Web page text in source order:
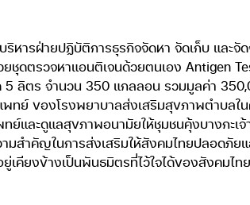
หารฝ่ายปฏิบัติการธุรกิจจัดหา จัดเก็บ และจั
ดตรวจหาแอนติเจนด้วยตนเอง Antigen
ลิตร จำนวน 350 แกลลอน รวมมูลค่า
ทย์ ของโรงพยาบาลส่งเสริมสุขภาพตำบลใ
และดูแลสุขภาพอนามัยให้ชุมชนคุ้งบางกะเ
มสำคัญในการส่งเสริมให้สังคมไทยปลอดภัย
คียงข้างเป็นพันธมิตรที่ไว้ใจได้ของสังคมไ